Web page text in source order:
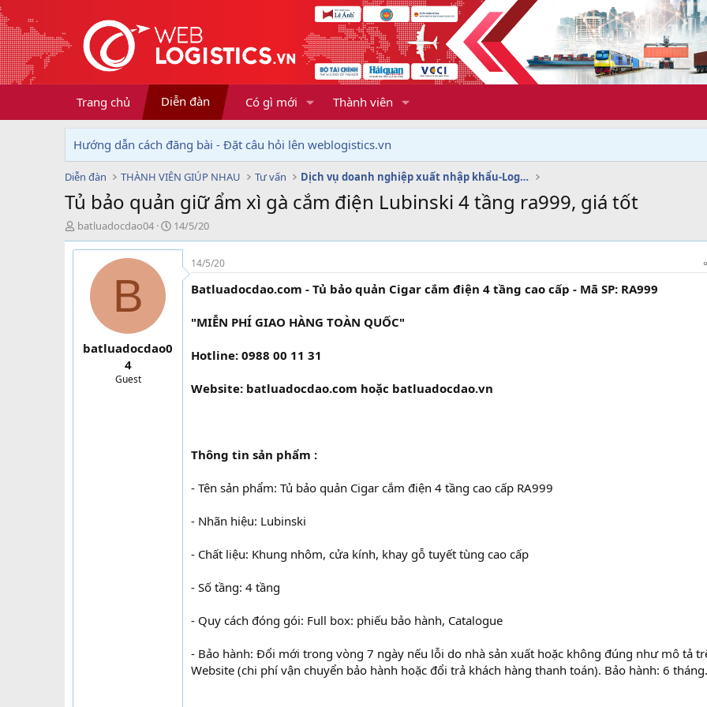
Trang chủ Diễn đàn Có gì mới Thành viên
Hướng dẫn cách đăng bài - Đặt câu hỏi lên weblogistics.vn
Diễn đàn THÀNH VIÊN GIÚP NHAU Tư vấn Dịch vụ doanh nghiệp xuất nhập khẩu-Logistics
Tủ bảo quản giữ ẩm xì gà cắm điện Lubinski 4 tầng ra999, giá tốt
T
h
r
batluadocdao04
N
g
à
14/5/20
B
batluadocdao0
4
Guest
14/5/20
Batluadocdao.com - Tủ bảo quản Cigar cắm điện 4 tầng cao cấp - Mã SP: RA999
"MIỄN PHÍ GIAO HÀNG TOÀN QUỐC"
Hotline: 0988 00 11 31
Website: batluadocdao.com hoặc batluadocdao.vn
Thông tin sản phẩm :
- Tên sản phẩm: Tủ bảo quản Cigar cắm điện 4 tầng cao cấp RA999
- Nhãn hiệu: Lubinski
- Chất liệu: Khung nhôm, cửa kính, khay gỗ tuyết tùng cao cấp
- Số tầng: 4 tầng
- Quy cách đóng gói: Full box: phiếu bảo hành, Catalogue
- Bảo hành: Đổi mới trong vòng 7 ngày nếu lỗi do nhà sản xuất hoặc không đúng như mô tả
Website (chi phí vận chuyển bảo hành hoặc đổi trả khách hàng thanh toán). Bảo hành: 6 tháng.